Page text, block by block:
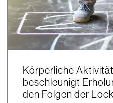
Körperliche
beschleunigt
den Folgen der